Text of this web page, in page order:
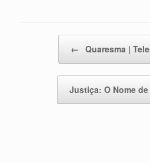
← Quaresma |
Justiça: O Nome